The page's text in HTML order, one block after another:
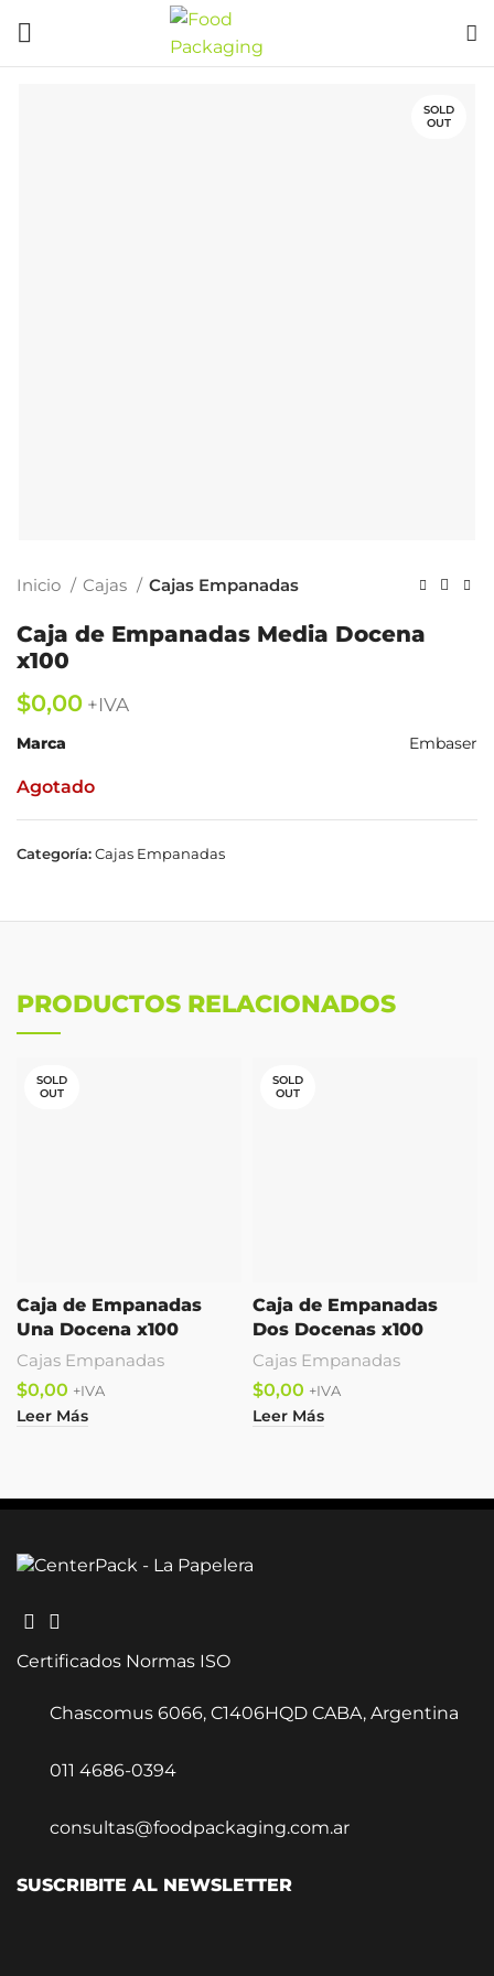
SOLD
OUT
Inicio Cajas Cajas Empanadas
Caja de Empanadas Media Docena
x100
$
Marca Embaser
Agotado
Categoría:Cajas Empanadas
PRODUCTOS RELACIONADOS
SOLD
OUT
Caja de Empanadas
Una Docena x100
Cajas Empanadas
$
Leer Más
SOLD
OUT
Caja de Empanadas
Dos Docenas x100
Cajas Empanadas
$
Leer Más
Certificados Normas ISO
Chascomus 6066, C1406HQD CABA, Argentina
011 4686-0394
consultas@foodpackaging.com.ar
SUSCRIBITE AL NEWSLETTER